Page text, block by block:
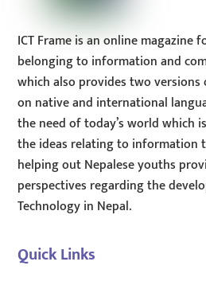
ICT Frame is an online magazine
belonging to information and
which also provides two versions
on native and international
the need of today’s world which
the ideas relating to information
helping out Nepalese youths
perspectives regarding the
Technology in Nepal.
Quick Links